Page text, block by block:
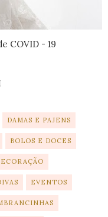
COVID - 19
DAMAS E PAJENS
BOLOS E DOCES
EVENTOS